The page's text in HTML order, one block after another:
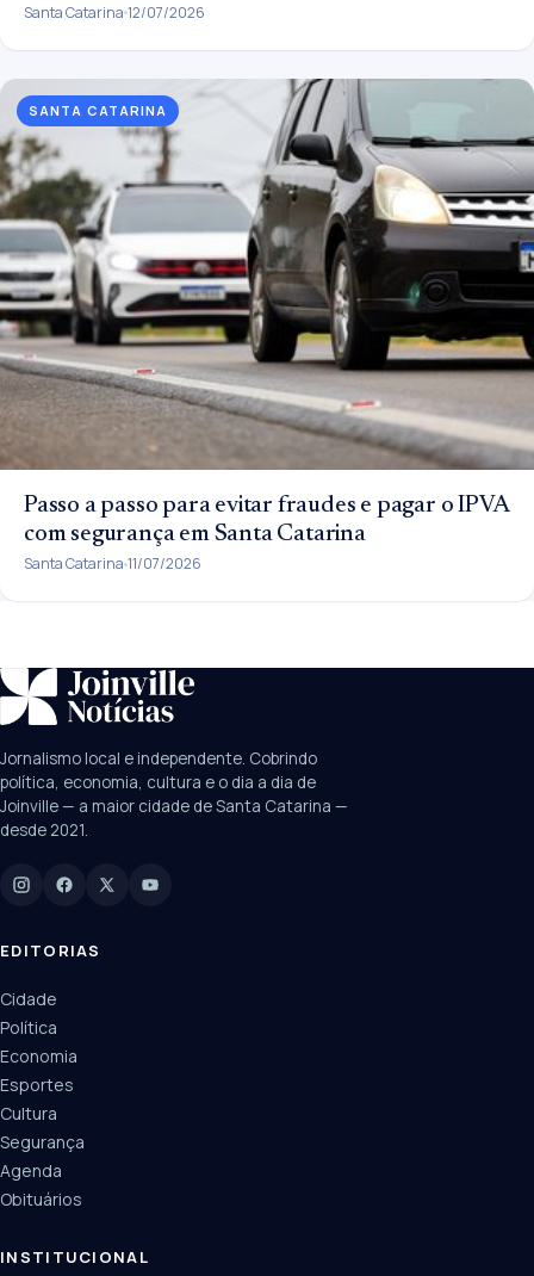
Santa Catarina 12/07/2026
SANTA CATARINA
Passo a passo para evitar fraudes e pagar o IPVA
com segurança em Santa Catarina
Santa Catarina 11/07/2026
SUGESTÕES: JEC
Câmara
UPA Sul
Manchetes, colunistas e editorias do JN
Jornalismo local e independente. Cobrindo
política, economia, cultura e o dia a dia de
Joinville — a maior cidade de Santa Catarina —
desde 2021.
EDITORIAS
Cidade
Política
Economia
Esportes
Cultura
Segurança
Agenda
Obituários
INSTITUCIONAL